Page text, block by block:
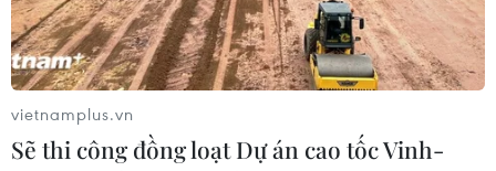
Các lãnh đạo quốc tế và
Tổng thống Palestine lên
kế hoạch hội đàm về Dải
Gaza
Tổng thống Palestine Abbas và một số quan chức
vietnamplus.vn
Sẽ thi công đồng loạt Dự án cao tốc Vinh-